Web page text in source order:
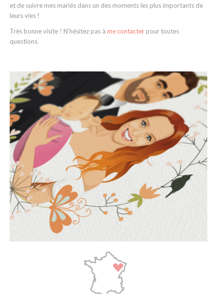
et de suivre mes mariés dans un des moments les plus importants de
leurs vies !
Très bonne visite ! N’hésitez pas à me contacter pour toutes
questions.